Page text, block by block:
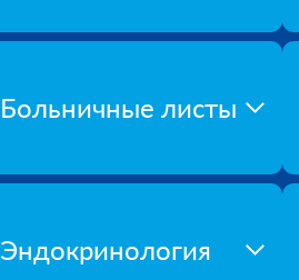
Больничные листы
Эндокринология